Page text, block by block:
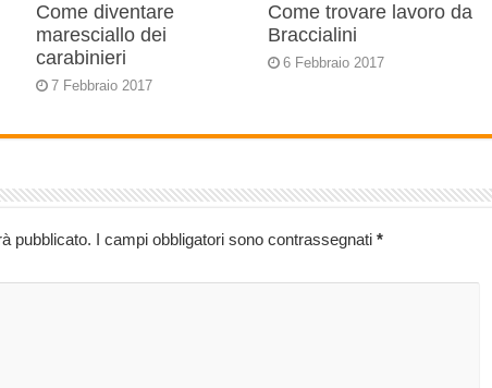
Come diventare
maresciallo dei
carabinieri
7 Febbraio 2017
Come trovare lavoro da
Braccialini
6 Febbraio 2017
pubblicato. I campi obbligatori sono contrassegnati *